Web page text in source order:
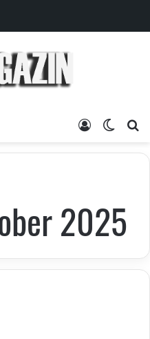
Skin
Anmelden
2025